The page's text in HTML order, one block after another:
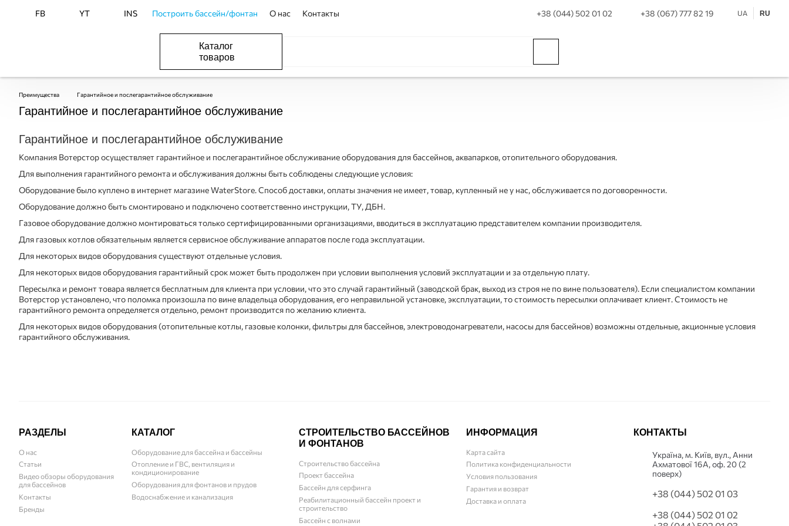
FB YT INS Построить бассейн/фонтан О нас Контакты +38 (044) 502 01 02 +38 (067) 777 82 19 UA RU
Каталог
товаров
Преимущества Гарантийное и послегарантийное обслуживание
Гарантийное и послегарантийное обслуживание
Гарантийное и послегарантийное обслуживание
Компания Вотерстор осуществляет гарантийное и послегарантийное обслуживание оборудования для бассейнов, аквапарков, отопительного оборудования.
Для выполнения гарантийного ремонта и обслуживания должны быть соблюдены следующие условия:
Оборудование было куплено в интернет магазине WaterStore. Способ доставки, оплаты значения не имеет, товар, купленный не у нас, обслуживается по договоренности.
Оборудование должно быть смонтировано и подключено соответственно инструкции, ТУ, ДБН.
Газовое оборудование должно монтироваться только сертифицированными организациями, вводиться в эксплуатацию представителем компании производителя.
Для газовых котлов обязательным является сервисное обслуживание аппаратов после года эксплуатации.
Для некоторых видов оборудования существуют отдельные условия.
Для некоторых видов оборудования гарантийный срок может быть продолжен при условии выполнения условий эксплуатации и за отдельную плату.
Пересылка и ремонт товара является бесплатным для клиента при условии, что это случай гарантийный (заводской брак, выход из строя не по вине пользователя). Если специалистом компании
Вотерстор установлено, что поломка произошла по вине владельца оборудования, его неправильной установке, эксплуатации, то стоимость пересылки оплачивает клиент. Стоимость не
гарантийного ремонта определяется отдельно, ремонт производится по желанию клиента.
Для некоторых видов оборудования (отопительные котлы, газовые колонки, фильтры для бассейнов, электроводонагреватели, насосы для бассейнов) возможны отдельные, акционные условия
гарантийного обслуживания.
РАЗДЕЛЫ
О нас
Статьи
Видео обзоры оборудования
для бассейнов
Контакты
Бренды
КАТАЛОГ
Оборудование для бассейна и бассейны
Отопление и ГВС, вентиляция и
кондиционирование
Оборудования для фонтанов и прудов
Водоснабжение и канализация
СТРОИТЕЛЬСТВО БАССЕЙНОВ
И ФОНТАНОВ
Строительство бассейна
Проект бассейна
Бассейн для серфинга
Реабилитационный бассейн проект и
строительство
Бассейн с волнами
ИНФОРМАЦИЯ
Карта сайта
Политика конфиденциальности
Условия пользования
Гарантия и возврат
Доставка и оплата
КОНТАКТЫ
Українa, м. Київ, вул., Анни
Ахматової 16А, оф. 20 (2
поверх)
+38 (044) 502 01 03
+38 (044) 502 01 02